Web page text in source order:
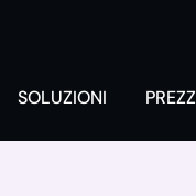
SOLUZIONI